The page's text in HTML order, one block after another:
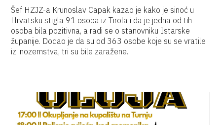
Šef HZJZ-a Krunoslav Capak kazao je kako je sinoć u
Hrvatsku stigla 91 osoba iz Tirola i da je jedna od tih
osoba bila pozitivna, a radi se o stanovniku Istarske
županije. Dodao je da su od 363 osobe koje su se vratile
iz inozemstva, tri su bile zaražene.